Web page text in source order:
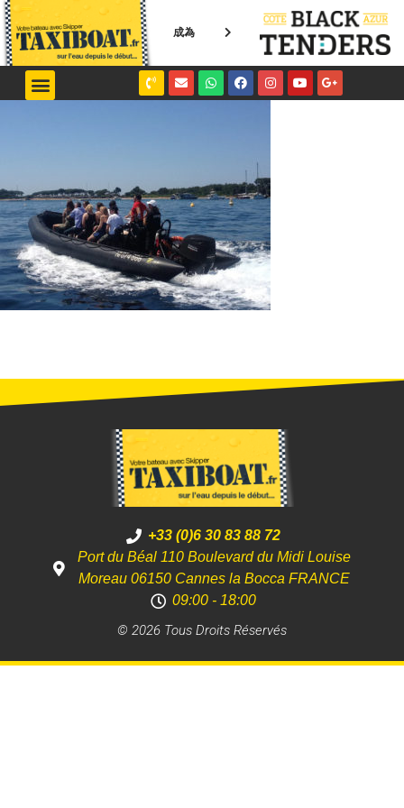
成為
+33 (0)6 30 83 88 72
Port du Béal 110 Boulevard du Midi Louise
Moreau 06150 Cannes la Bocca FRANCE
09:00 - 18:00
© 2026 Tous Droits Réservés